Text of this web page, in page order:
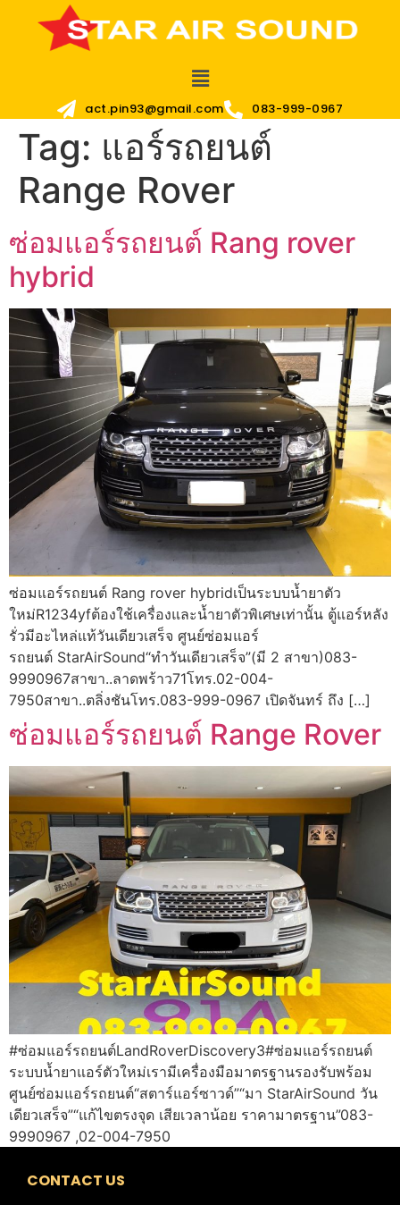
act.pin93@gmail.com 083-999-0967
Tag: แอร์รถยนต์
Range Rover
ซ่อมแอร์รถยนต์ Rang rover
hybrid
ซ่อมแอร์รถยนต์ Rang rover hybridเป็นระบบน้ำยาตัว
ใหม่R1234yfต้องใช้เครื่องและน้ำยาตัวพิเศษเท่านั้น ตู้แอร์หลัง
รั่วมีอะไหล่แท้วันเดียวเสร็จ ศูนย์ซ่อมแอร์
รถยนต์ StarAirSound“ทำวันเดียวเสร็จ”(มี 2 สาขา)083-
9990967สาขา..ลาดพร้าว71โทร.02-004-
7950สาขา..ตลิ่งชันโทร.083-999-0967 เปิดจันทร์ ถึง […]
ซ่อมแอร์รถยนต์ Range Rover
#ซ่อมแอร์รถยนต์LandRoverDiscovery3#ซ่อมแอร์รถยนต์
ระบบน้ำยาแอร์ตัวใหม่เรามีเครื่องมือมาตรฐานรองรับพร้อม
ศูนย์ซ่อมแอร์รถยนต์“สตาร์แอร์ซาวด์”“มา StarAirSound วัน
เดียวเสร็จ”“แก้ไขตรงจุด เสียเวลาน้อย ราคามาตรฐาน”083-
9990967 ,02-004-7950
CONTACT US